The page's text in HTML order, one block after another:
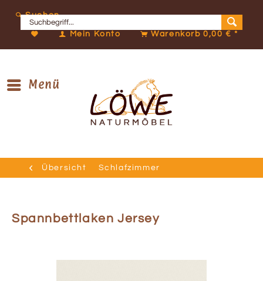
Suchen
Mein Konto Warenkorb0,00 € *
Menü
Übersicht Schlafzimmer
Spannbettlaken Jersey